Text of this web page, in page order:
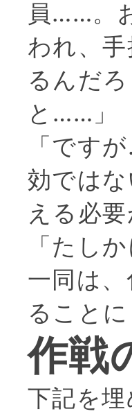
員……。
われ、
るんだ
と……」
「です
効では
える必
「たし
一同は
ること
作戦
下記を